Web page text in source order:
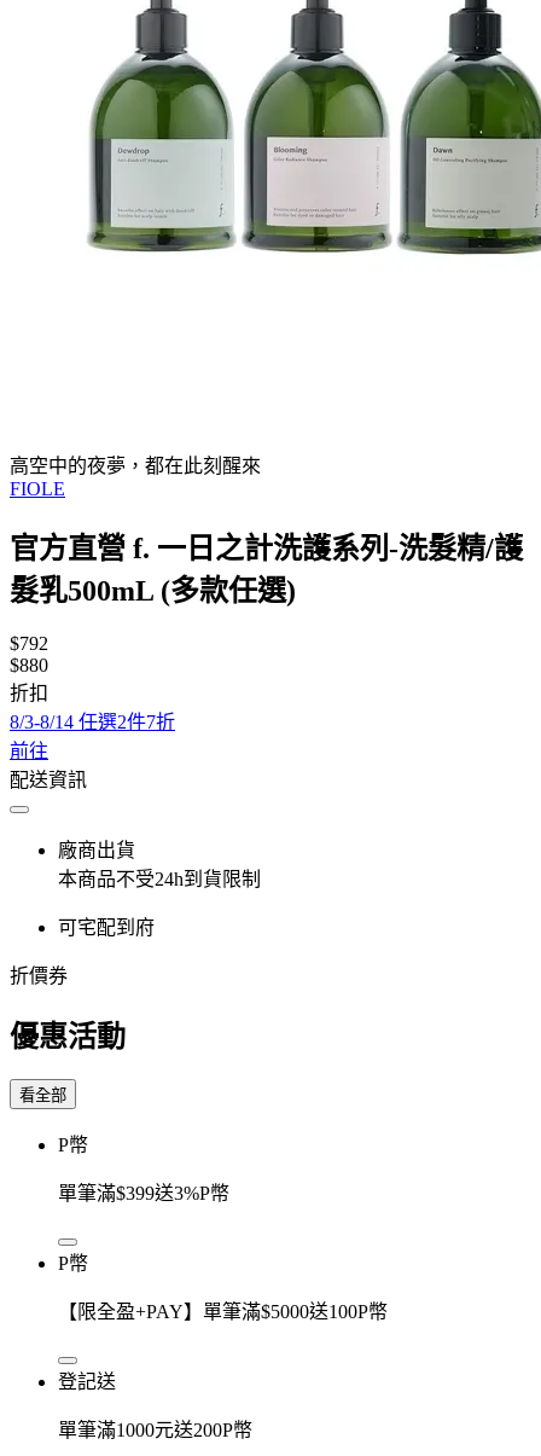
高空中的夜夢，都在此刻醒來
FIOLE
官方直營 f. 一日之計洗護系列-洗髮精/護
髮乳500mL (多款任選)
$792
$880
折扣
8/3-8/14 任選2件7折
前往
配送資訊
廠商出貨
本商品不受24h到貨限制
可宅配到府
折價券
優惠活動
看全部
P幣
單筆滿$399送3%P幣
P幣
【限全盈+PAY】單筆滿$5000送100P幣
登記送
單筆滿1000元送200P幣